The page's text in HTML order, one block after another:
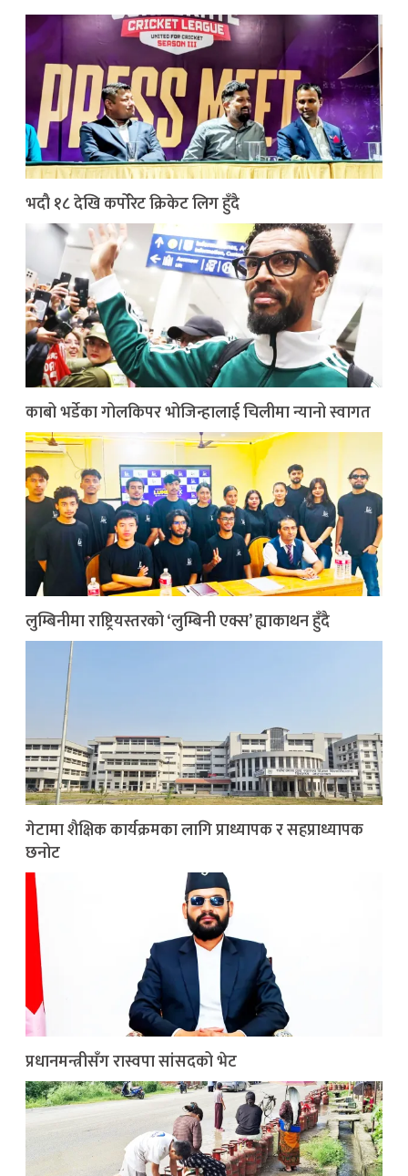
भदौ १८ देखि कर्पोरेट क्रिकेट लिग हुँदै
काबो भर्डेका गोलकिपर भोजिन्हालाई चिलीमा न्यानो स्वागत
लुम्बिनीमा राष्ट्रियस्तरको ‘लुम्बिनी एक्स’ ह्याकाथन हुँदै
गेटामा शैक्षिक कार्यक्रमका लागि प्राध्यापक र सहप्राध्यापक
छनोट
प्रधानमन्त्रीसँग रास्वपा सांसदको भेट